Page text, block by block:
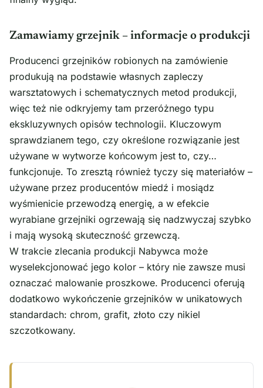
Zamawiamy grzejnik – informacje o produkcji
Producenci grzejników robionych na zamówienie
produkują na podstawie własnych zapleczy
warsztatowych i schematycznych metod produkcji,
więc też nie odkryjemy tam przeróżnego typu
ekskluzywnych opisów technologii. Kluczowym
sprawdzianem tego, czy określone rozwiązanie jest
używane w wytworze końcowym jest to, czy…
funkcjonuje. To zresztą również tyczy się materiałów –
używane przez producentów miedź i mosiądz
wyśmienicie przewodzą energię, a w efekcie
wyrabiane grzejniki ogrzewają się nadzwyczaj szybko
i mają wysoką skuteczność grzewczą.
W trakcie zlecania produkcji Nabywca może
wyselekcjonować jego kolor – który nie zawsze musi
oznaczać malowanie proszkowe. Producenci oferują
dodatkowo wykończenie grzejników w unikatowych
standardach: chrom, grafit, złoto czy nikiel
szczotkowany.